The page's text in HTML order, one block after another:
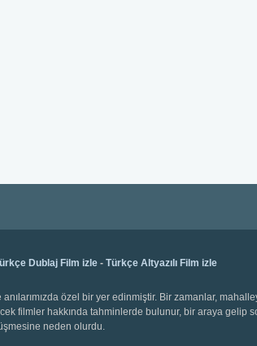
Dublaj Film izle - Türkçe Altyazılı Film izle
özel bir yer edinmiştir. Bir zamanlar,
filmler hakkında tahminlerde bulunur, bir araya gelip
neden olurdu.